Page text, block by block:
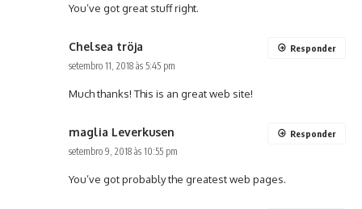
You’ve got great stuff right.
Chelsea tröja
setembro 11, 2018 às 5:45 pm
Much thanks! This is an great web site!
Responder
maglia Leverkusen
setembro 9, 2018 às 10:55 pm
You’ve got probably the greatest web pages.
Responder